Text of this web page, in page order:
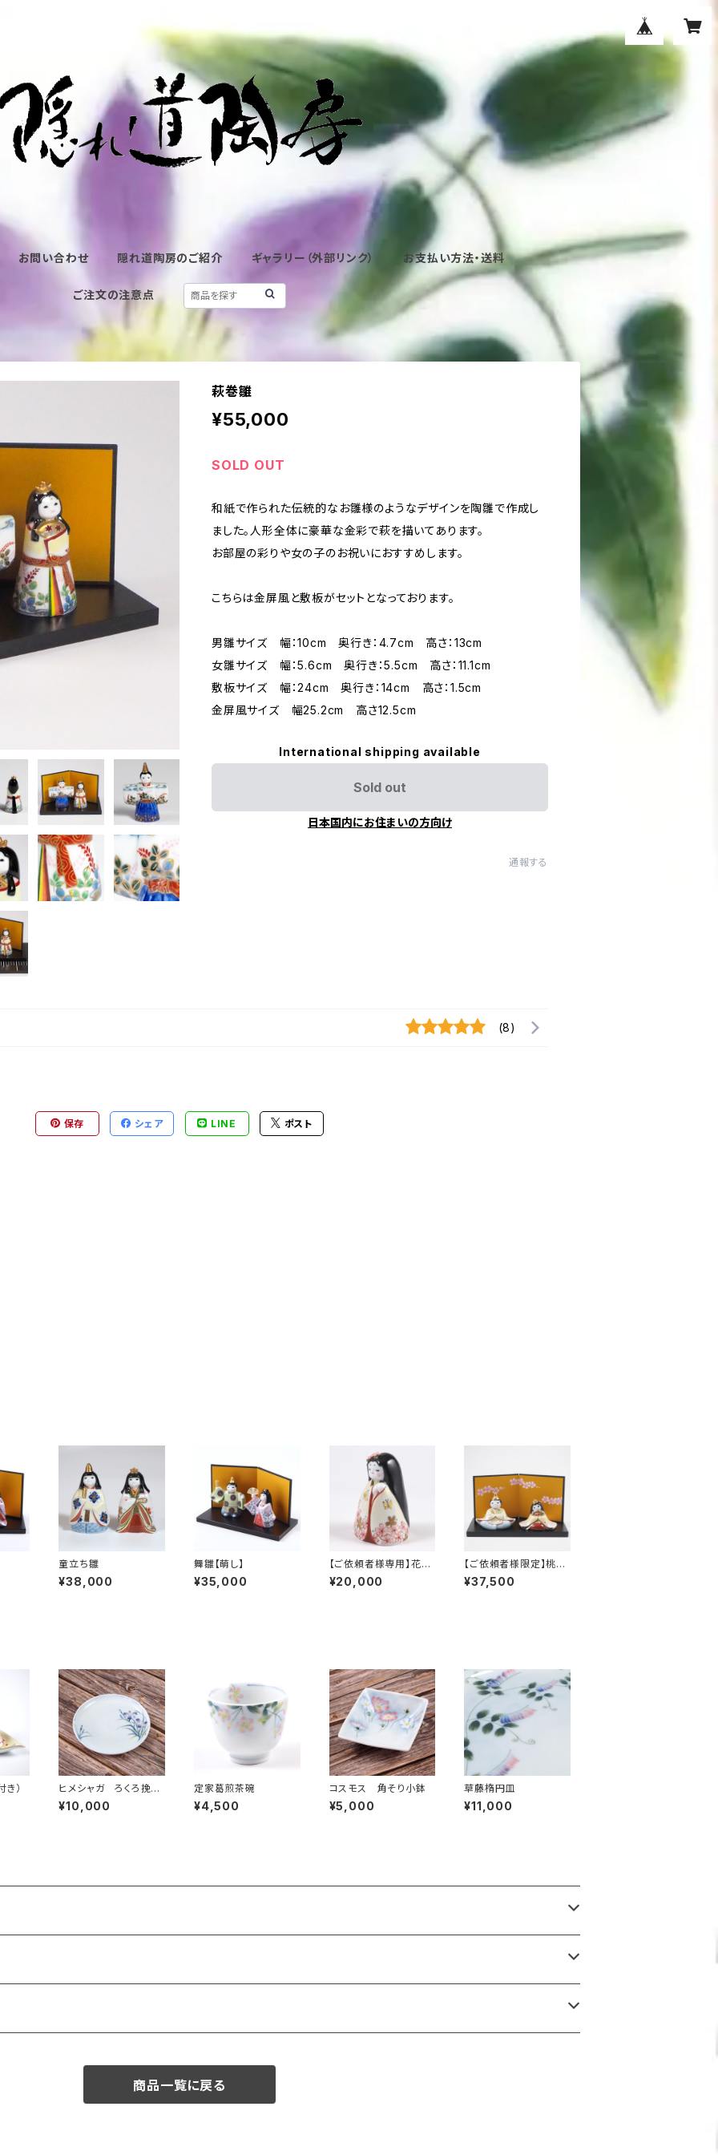
お問い合わせ 隠れ道陶房のご紹介 ギャラリー（外部リンク） お支払い方法・送料
ご注文の注意点
萩巻雛
¥55,000
SOLD OUT
和紙で作られた伝統的なお雛様のようなデザインを陶雛で作成し
ました。人形全体に豪華な金彩で萩を描いてあります。
お部屋の彩りや女の子のお祝いにおすすめします。
こちらは金屏風と敷板がセットとなっております。
男雛サイズ 幅：10cm 奥行き：4.7cm 高さ：13cm
女雛サイズ 幅：5.6cm 奥行き：5.5cm 高さ：11.1cm
敷板サイズ 幅：24cm 奥行き：14cm 高さ：1.5cm
金屏風サイズ 幅25.2cm 高さ12.5cm
International shipping available
Sold out
日本国内にお住まいの方向け
通報する
(8)
保存 シェア LINE ポスト
童立ち雛
¥38,000
舞雛【萌し】
¥35,000
【ご依頼者様専用】花童
女雛のみ（アウトレット）
¥20,000
【ご依頼者様限定】桃見
月雛（梅花散らし）波桃
手描き屏風セット
¥37,500
）
ヒメシャガ ろくろ挽丸
皿
¥10,000
定家葛煎茶碗
¥4,500
コスモス 角そり小鉢
¥5,000
草藤楕円皿
¥11,000
商品一覧に戻る